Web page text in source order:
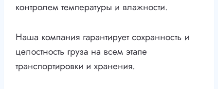
контролем температуры и влажности.
Наша компания гарантирует сохранность и
целостность груза на всем этапе
транспортировки и хранения.